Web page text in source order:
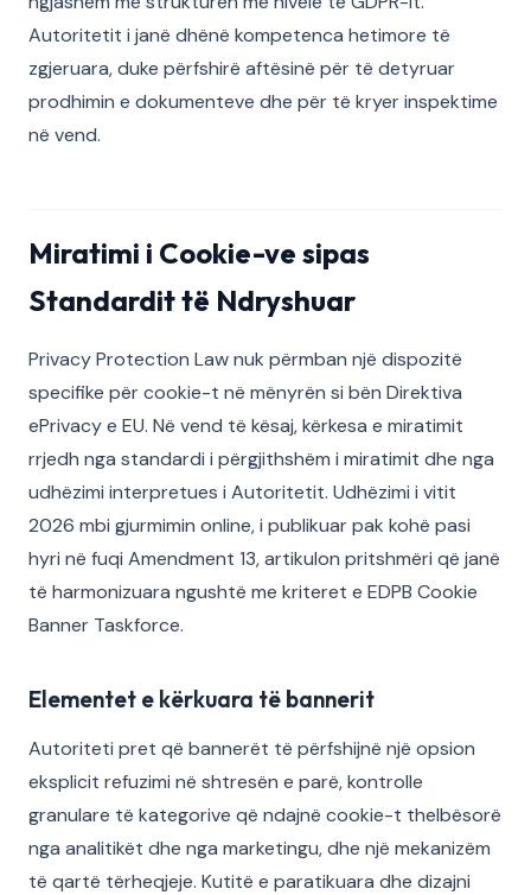
Autoritetit i janë dhënë kompetenca hetimore të
zgjeruara, duke përfshirë aftësinë për të detyruar
prodhimin e dokumenteve dhe për të kryer inspektime
në vend.
Miratimi i Cookie-ve sipas
Standardit të Ndryshuar
Privacy Protection Law nuk përmban një dispozitë
specifike për cookie-t në mënyrën si bën Direktiva
ePrivacy e EU. Në vend të kësaj, kërkesa e miratimit
rrjedh nga standardi i përgjithshëm i miratimit dhe nga
udhëzimi interpretues i Autoritetit. Udhëzimi i vitit
2026 mbi gjurmimin online, i publikuar pak kohë pasi
hyri në fuqi Amendment 13, artikulon pritshmëri që janë
të harmonizuara ngushtë me kriteret e EDPB Cookie
Banner Taskforce.
Elementet e kërkuara të bannerit
Autoriteti pret që bannerët të përfshijnë një opsion
eksplicit refuzimi në shtresën e parë, kontrolle
granulare të kategorive që ndajnë cookie-t thelbësorë
nga analitikët dhe nga marketingu, dhe një mekanizëm
të qartë tërheqjeje. Kutitë e paratikuara dhe dizajni